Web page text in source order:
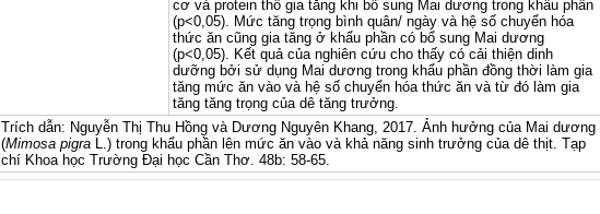
cơ và protein thô gia tăng khi bổ sung Mai dương trong khẩu phần
(p<0,05). Mức tăng trọng bình quân/ ngày và hệ số chuyển hóa
thức ăn cũng gia tăng ở khẩu phần có bổ sung Mai dương
(p<0,05). Kết quả của nghiên cứu cho thấy có cải thiện dinh
dưỡng bởi sử dụng Mai dương trong khẩu phần đồng thời làm gia
tăng mức ăn vào và hệ số chuyển hóa thức ăn và từ đó làm gia
tăng tăng trọng của dê tăng trưởng.
Trích dẫn: Nguyễn Thị Thu Hồng và Dương Nguyên Khang, 2017. Ảnh hưởng của Mai dương
(Mimosa pigra L.) trong khẩu phần lên mức ăn vào và khả năng sinh trưởng của dê thịt. Tạp
chí Khoa học Trường Đại học Cần Thơ. 48b: 58-65.